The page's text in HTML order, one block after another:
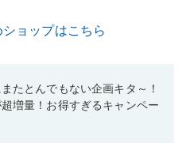
ショップはこちら
たとんでもない企画キタ～！
増量！お得すぎるキャンペー